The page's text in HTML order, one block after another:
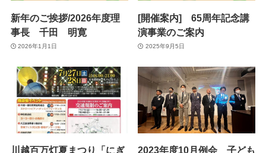
新年のご挨拶/2026年度理
事長 千田 明寛
2026年1月1日
[開催案内] 65周年記念講
演事業のご案内
2025年9月5日
川越百万灯夏まつり「にぎ 2023年度10月例会 子ども